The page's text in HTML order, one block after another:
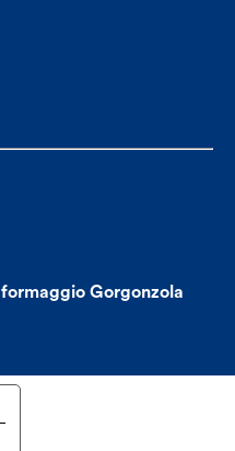
Gorgonzola